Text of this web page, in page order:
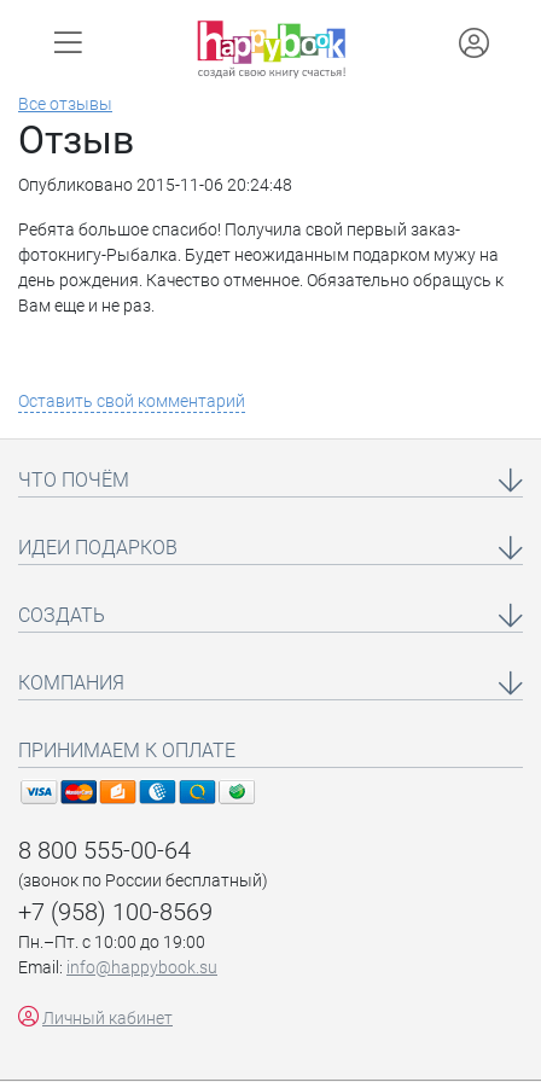
Все отзывы
Отзыв
Опубликовано 2015-11-06 20:24:48
Ребята большое спасибо! Получила свой первый заказ-
фотокнигу-Рыбалка. Будет неожиданным подарком мужу на
день рождения. Качество отменное. Обязательно обращусь к
Вам еще и не раз.
Оставить свой комментарий
ЧТО ПОЧЁМ
ИДЕИ ПОДАРКОВ
СОЗДАТЬ
КОМПАНИЯ
ПРИНИМАЕМ К ОПЛАТЕ
8 800 555-00-64
(звонок по России бесплатный)
+7 (958) 100-8569
Пн.–Пт. с 10:00 до 19:00
Email: info@happybook.su
Личный кабинет